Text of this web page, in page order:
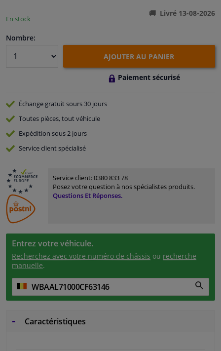
Camping-car, moto & vélo
Promotions et réductions
En stock
Livré 13-08-2026
Nombre:
AJOUTER AU PANIER
Paiement sécurisé
Échange gratuitsours 30 jours
Toutes pièces, tout véhicule
Expédition sous 2 jours
Serviceclient spécialisé
Service client:0380 833 78
Posez votre question à nos spécialistes produits.
Questions Et Réponses.
Entrez votre véhicule.
Recherchez avec votre numéro de châssis ou recherche
manuelle.
Caractéristiques